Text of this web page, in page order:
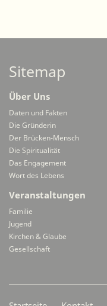
Sitemap
Über Uns
Daten und Fakten
Die Gründerin
Der Brücken-Mensch
Die Spiritualität
Das Engagement
Wort des Lebens
Veranstaltungen
Familie
Jugend
Kirchen & Glaube
Gesellschaft